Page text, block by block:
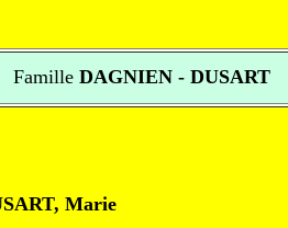
FamilleDAGNIEN - DUSART
Marie